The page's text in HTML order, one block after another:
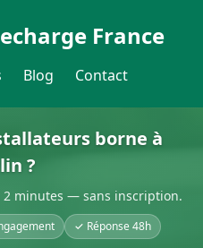
France
Blog Contact
borne à
?
2 minutes — sans inscription.
✓ Réponse 48h